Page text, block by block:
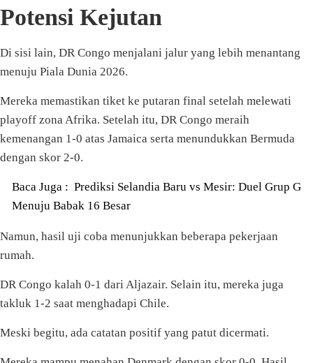
Potensi Kejutan
Di sisi lain, DR Congo menjalani jalur yang lebih menantang
menuju Piala Dunia 2026.
Mereka memastikan tiket ke putaran final setelah melewati
playoff zona Afrika. Setelah itu, DR Congo meraih
kemenangan 1-0 atas Jamaica serta menundukkan Bermuda
dengan skor 2-0.
Baca Juga : Prediksi Selandia Baru vs Mesir: Duel Grup G
Menuju Babak 16 Besar
Namun, hasil uji coba menunjukkan beberapa pekerjaan
rumah.
DR Congo kalah 0-1 dari Aljazair. Selain itu, mereka juga
takluk 1-2 saat menghadapi Chile.
Meski begitu, ada catatan positif yang patut dicermati.